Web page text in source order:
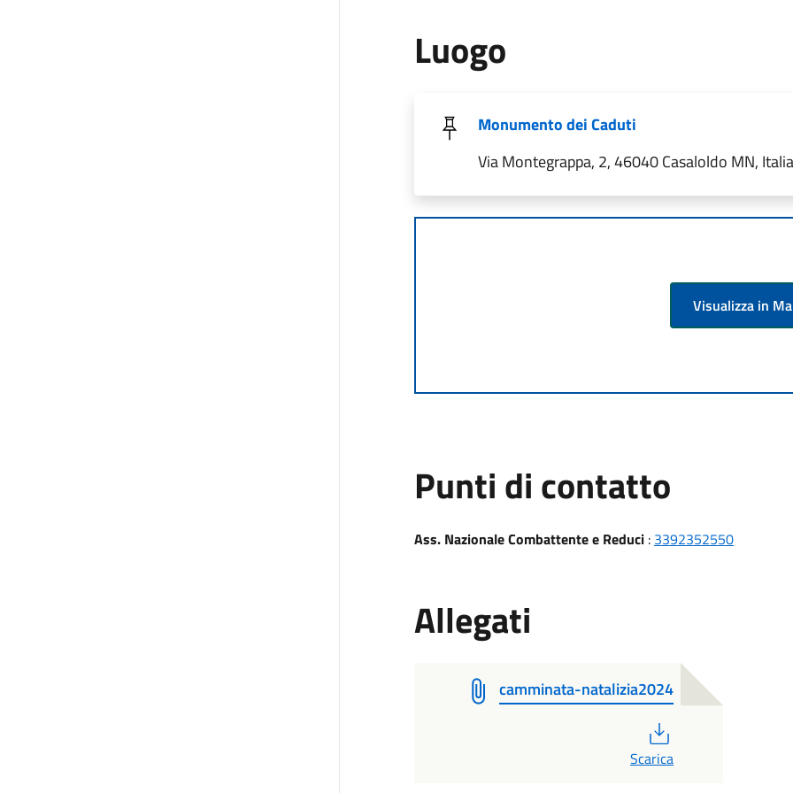
Luogo
Monumento dei Caduti
Via Montegrappa, 2, 46040 Casaloldo MN, Italia
Visualizza in
Punti di contatto
Ass. Nazionale Combattente e Reduci: 3392352550
Allegati
camminata-natalizia2024
Scarica